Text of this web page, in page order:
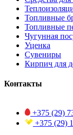
Топливные
Топливные
Чугунная
Уценка
Сувениры
Кирпич для
Контакты
+375 (29)
+375 (29)